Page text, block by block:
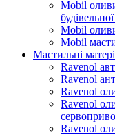
Mobil
Mobil
Mobil
Мастильні
Ravenol
Ravenol
Ravenol
Ravenol
Ravenol